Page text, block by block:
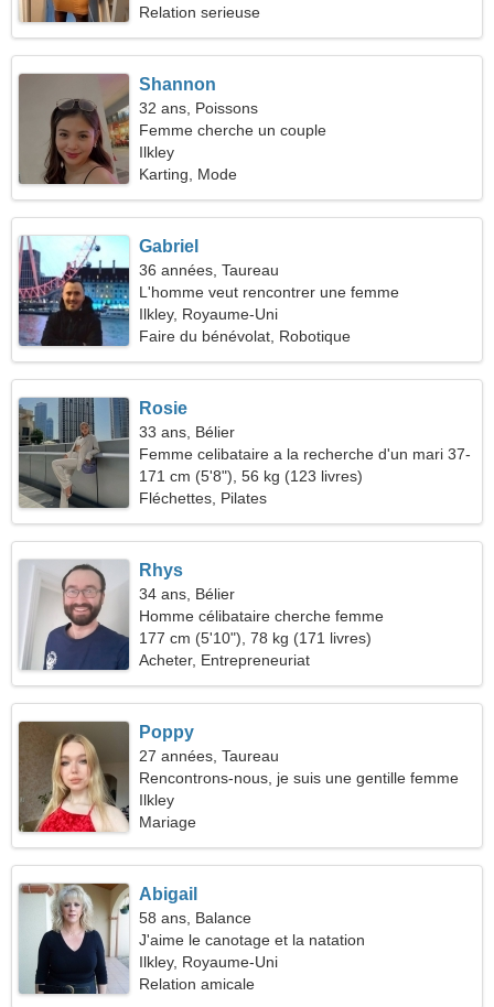
Relation serieuse
Shannon
32 ans, Poissons
Femme cherche un couple
Ilkley
Karting, Mode
Gabriel
36 années, Taureau
L'homme veut rencontrer une femme
Ilkley, Royaume-Uni
Faire du bénévolat, Robotique
Rosie
33 ans, Bélier
Femme celibataire a la recherche d'un mari 37-
45
171 cm (5'8"), 56 kg (123 livres)
Fléchettes, Pilates
Rhys
34 ans, Bélier
Homme célibataire cherche femme
177 cm (5'10"), 78 kg (171 livres)
Acheter, Entrepreneuriat
Poppy
27 années, Taureau
Rencontrons-nous, je suis une gentille femme
Ilkley
Mariage
Abigail
58 ans, Balance
J'aime le canotage et la natation
Ilkley, Royaume-Uni
Relation amicale